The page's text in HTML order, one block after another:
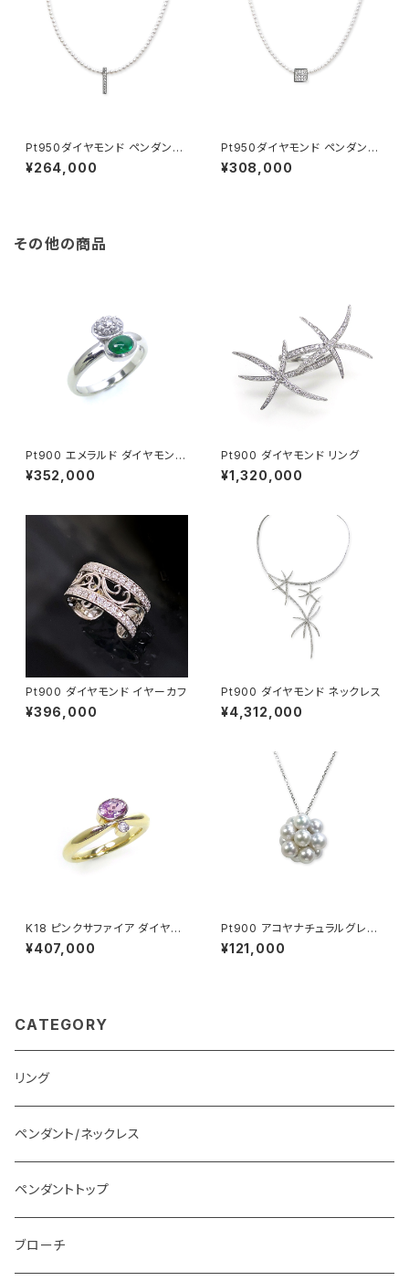
Pt950ダイヤモンド ペンダント
トップ
¥264,000
Pt950ダイヤモンド ペンダント
トップ
¥308,000
その他の商品
Pt900 エメラルド ダイヤモンド
リング
¥352,000
Pt900 ダイヤモンド リング
¥1,320,000
Pt900 ダイヤモンド イヤーカフ
¥396,000
Pt900 ダイヤモンド ネックレス
¥4,312,000
K18 ピンクサファイア ダイヤモ
ンド リング
¥407,000
Pt900 アコヤナチュラルグレー
パール ペンダントトップ
¥121,000
CATEGORY
リング
ペンダント/ネックレス
ペンダントトップ
ブローチ